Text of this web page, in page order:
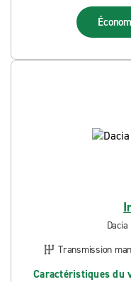
Transmission
Caractéristiques du